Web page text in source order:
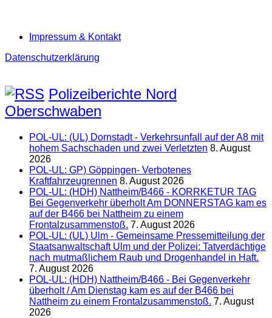
Impressum & Kontakt
Datenschutzerklärung
Polizeiberichte Nord
Oberschwaben
POL-UL: (UL) Dornstadt - Verkehrsunfall auf der A8 mit
hohem Sachschaden und zwei Verletzten 8. August
2026
POL-UL: GP) Göppingen- Verbotenes
Kraftfahrzeugrennen 8. August 2026
POL-UL: (HDH) Nattheim/B466 - KORRKETUR TAG
Bei Gegenverkehr überholt Am DONNERSTAG kam es
auf der B466 bei Nattheim zu einem
Frontalzusammenstoß. 7. August 2026
POL-UL: (UL) Ulm - Gemeinsame Pressemitteilung der
Staatsanwaltschaft Ulm und der Polizei: Tatverdächtige
nach mutmaßlichem Raub und Drogenhandel in Haft.
7. August 2026
POL-UL: (HDH) Nattheim/B466 - Bei Gegenverkehr
überholt / Am Dienstag kam es auf der B466 bei
Nattheim zu einem Frontalzusammenstoß. 7. August
2026